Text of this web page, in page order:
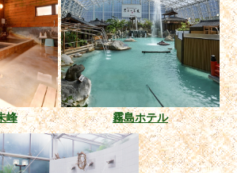
峰 霧島ホテル